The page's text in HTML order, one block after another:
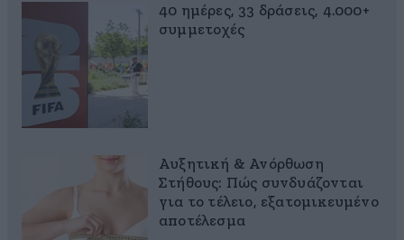
40 ημέρες, 33 δράσεις, 4.000+
συμμετοχές
Αυξητική & Ανόρθωση
Στήθους: Πώς συνδυάζονται
για το τέλειο, εξατομικευμένο
αποτέλεσμα